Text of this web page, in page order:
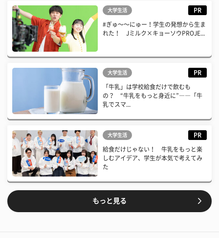
大学生活 PR
#ぎゅ〜〜にゅー！学生の発想から生ま
れた！ Jミルク×キョーソウPROJE...
大学生活 PR
「牛乳」は学校給食だけで飲むも
の？ “牛乳をもっと身近に”――「牛
乳でスマ...
大学生活 PR
給食だけじゃない！ 牛乳をもっと楽
しむアイデア、学生が本気で考えてみ
た
もっと見る